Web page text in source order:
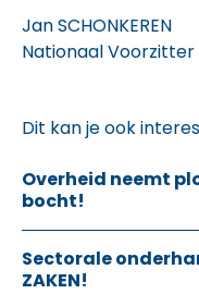
Jan SCHONKEREN
Nationaal Voorzitter
Dit kan je ook
Overheid neemt
bocht!
Sectorale
ZAKEN!